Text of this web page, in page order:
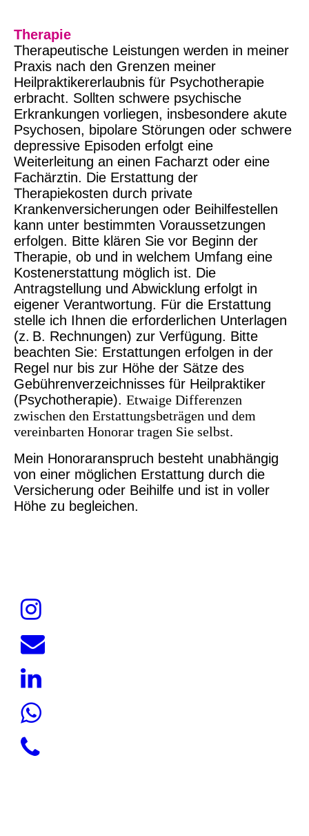
Therapie
Therapeutische Leistungen werden in meiner
Praxis nach den Grenzen meiner
Heilpraktikererlaubnis für Psychotherapie
erbracht. Sollten schwere psychische
Erkrankungen vorliegen, insbesondere akute
Psychosen, bipolare Störungen oder schwere
depressive Episoden erfolgt eine
Weiterleitung an einen Facharzt oder eine
Fachärztin. Die Erstattung der
Therapiekosten durch private
Krankenversicherungen oder Beihilfestellen
kann unter bestimmten Voraussetzungen
erfolgen. Bitte klären Sie vor Beginn der
Therapie, ob und in welchem Umfang eine
Kostenerstattung möglich ist. Die
Antragstellung und Abwicklung erfolgt in
eigener Verantwortung. Für die Erstattung
stelle ich Ihnen die erforderlichen Unterlagen
(z. B. Rechnungen) zur Verfügung. Bitte
beachten Sie: Erstattungen erfolgen in der
Regel nur bis zur Höhe der Sätze des
Gebührenverzeichnisses für Heilpraktiker
(Psychotherapie). Etwaige Differenzen
zwischen den Erstattungsbeträgen und dem
vereinbarten Honorar tragen Sie selbst.
Mein Honoraranspruch besteht unabhängig
von einer möglichen Erstattung durch die
Versicherung oder Beihilfe und ist in voller
Höhe zu begleichen.